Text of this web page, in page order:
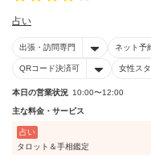
占い
出張・訪問専門 ネット予
QRコード決済可 女性ス
本日の営業状況 10:00〜12:00
主な料金・サービス
占い
タロット＆手相鑑定